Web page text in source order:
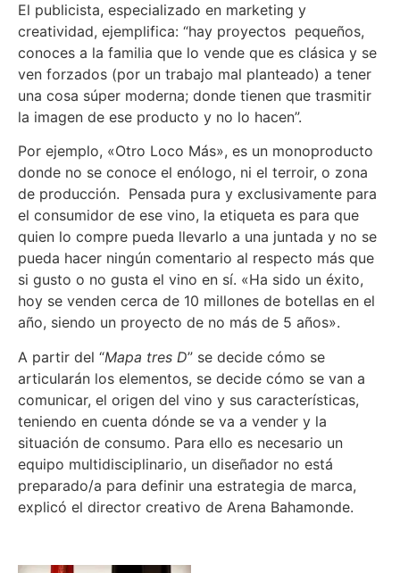
El publicista, especializado en marketing y
creatividad, ejemplifica: “hay proyectos pequeños,
conoces a la familia que lo vende que es clásica y se
ven forzados (por un trabajo mal planteado) a tener
una cosa súper moderna; donde tienen que trasmitir
la imagen de ese producto y no lo hacen”.
Por ejemplo, «Otro Loco Más», es un monoproducto
donde no se conoce el enólogo, ni el terroir, o zona
de producción. Pensada pura y exclusivamente para
el consumidor de ese vino, la etiqueta es para que
quien lo compre pueda llevarlo a una juntada y no se
pueda hacer ningún comentario al respecto más que
si gusto o no gusta el vino en sí. «Ha sido un éxito,
hoy se venden cerca de 10 millones de botellas en el
año, siendo un proyecto de no más de 5 años».
A partir del “Mapa tres D” se decide cómo se
articularán los elementos, se decide cómo se van a
comunicar, el origen del vino y sus características,
teniendo en cuenta dónde se va a vender y la
situación de consumo. Para ello es necesario un
equipo multidisciplinario, un diseñador no está
preparado/a para definir una estrategia de marca,
explicó el director creativo de Arena Bahamonde.